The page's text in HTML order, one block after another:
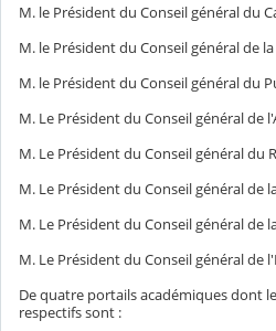
M. le Président du Conseil général du
M. le Président du Conseil général de
M. le Président du Conseil général du
M. Le Président du Conseil général de
M. Le Président du Conseil général du
M. Le Président du Conseil général de
M. Le Président du Conseil général de
M. Le Président du Conseil général de
De quatre portails académiques dont
respectifs sont :